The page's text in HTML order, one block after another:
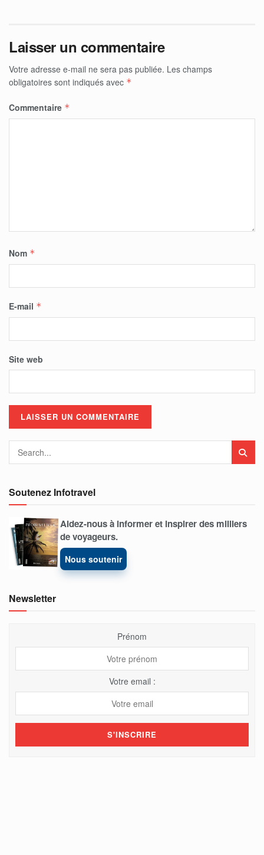
Laisser un commentaire
Votre adresse e-mail ne sera pas publiée. Les champs
obligatoires sont indiqués avec *
Commentaire *
Nom *
E-mail *
Site web
Soutenez Infotravel
Aidez-nous à informer et inspirer des milliers
de voyageurs.
Nous soutenir
Newsletter
Prénom
Votre email :